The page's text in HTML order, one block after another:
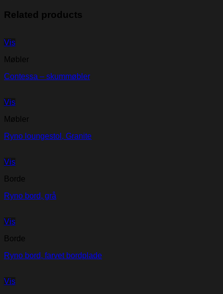
Related products
Vis
Møbler
Contessa – skummøbler
Vis
Møbler
Ryno loungestol, Granite
Vis
Borde
Ryno bord, grå
Vis
Borde
Ryno bord, farvet bordplade
Vis